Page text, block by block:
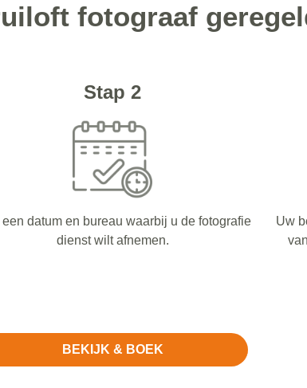
fotograaf
Stap 2
een datum en bureau waarbij u de fotografie
dienst wilt afnemen.
Uw
BEKIJK & BOEK